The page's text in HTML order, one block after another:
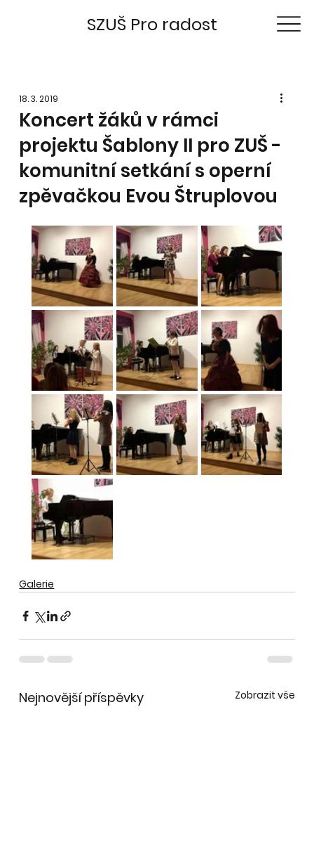
SZUŠ Pro radost
Koncert žáků v rámci
projektu Šablony II pro ZUŠ -
komunitní setkání s operní
zpěvačkou Evou Štruplovou
18. 3. 2019
Galerie
Nejnovější příspěvky Zobrazit vše